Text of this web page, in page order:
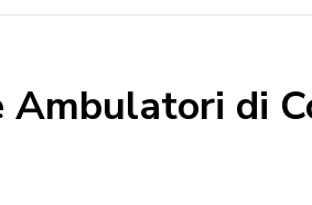
Ambulatori di